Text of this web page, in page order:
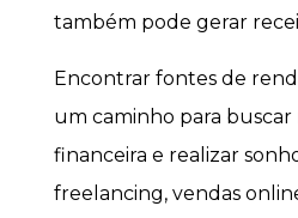
também pode gerar
Encontrar fontes de
um caminho para buscar
financeira e realizar
freelancing, vendas